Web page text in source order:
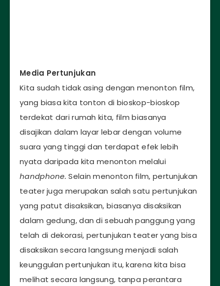
Media Pertunjukan
Kita sudah tidak asing dengan menonton film,
yang biasa kita tonton di bioskop-bioskop
terdekat dari rumah kita, film biasanya
disajikan dalam layar lebar dengan volume
suara yang tinggi dan terdapat efek lebih
nyata daripada kita menonton melalui
handphone. Selain menonton film, pertunjukan
teater juga merupakan salah satu pertunjukan
yang patut disaksikan, biasanya disaksikan
dalam gedung, dan di sebuah panggung yang
telah di dekorasi, pertunjukan teater yang bisa
disaksikan secara langsung menjadi salah
keunggulan pertunjukan itu, karena kita bisa
melihat secara langsung, tanpa perantara